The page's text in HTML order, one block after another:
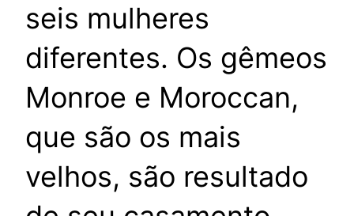
seis mulheres
diferentes. Os gêmeos
Monroe e Moroccan,
que são os mais
velhos, são resultado